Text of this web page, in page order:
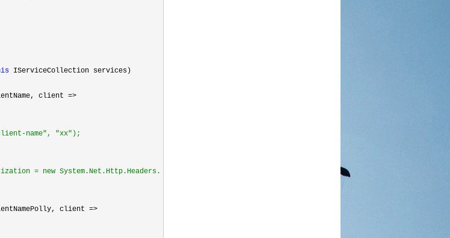
= new System.Net.Http.Headers.AuthenticationHeaderValue("Beaer", "xxx");